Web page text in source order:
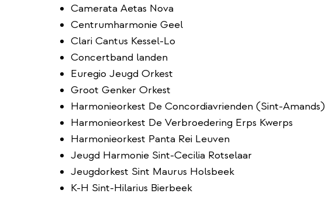
Camerata Aetas Nova
Centrumharmonie Geel
Clari Cantus Kessel-Lo
Concertband landen
Euregio Jeugd Orkest
Groot Genker Orkest
Harmonieorkest De Concordiavrienden (Sint-Amands)
Harmonieorkest De Verbroedering Erps Kwerps
Harmonieorkest Panta Rei Leuven
Jeugd Harmonie Sint-Cecilia Rotselaar
Jeugdorkest Sint Maurus Holsbeek
K-H Sint-Hilarius Bierbeek